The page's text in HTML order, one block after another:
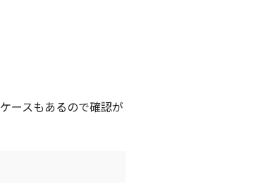
ースもあるので確認が